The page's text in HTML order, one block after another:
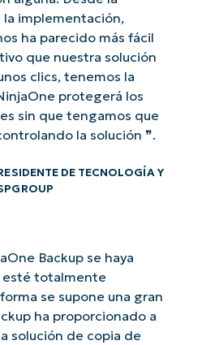
implementación,
ha parecido más fácil
que nuestra solución
clics, tenemos la
protegerá los
sin que tengamos que
la solución ❞.
DE TECNOLOGÍA Y
Backup se haya
esté totalmente
se supone una gran
ha proporcionado a
solución de copia de